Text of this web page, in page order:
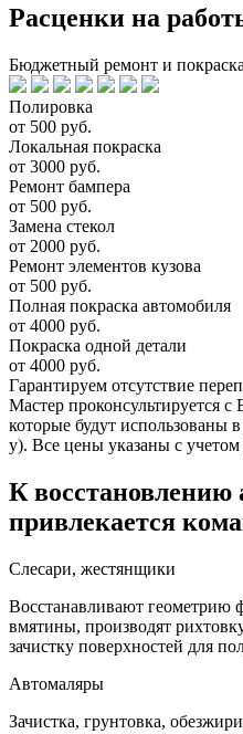
Расценки на
Бюджетный ремонт и
Полировка
от 500 руб.
Локальная покраска
от 3000 руб.
Ремонт бампера
от 500 руб.
Замена стекол
от 2000 руб.
Ремонт элементов кузова
от 500 руб.
Полная покраска автомобиля
от 4000 руб.
Покраска одной детали
от 4000 руб.
Гарантируем отсутствие
Мастер проконсультируется
которые будут использованы
у). Все цены указаны с
К восстановлению
привлекается
Слесари, жестянщики
Восстанавливают геометрию
вмятины, производят
зачистку поверхностей для
Автомаляры
Зачистка, грунтовка,